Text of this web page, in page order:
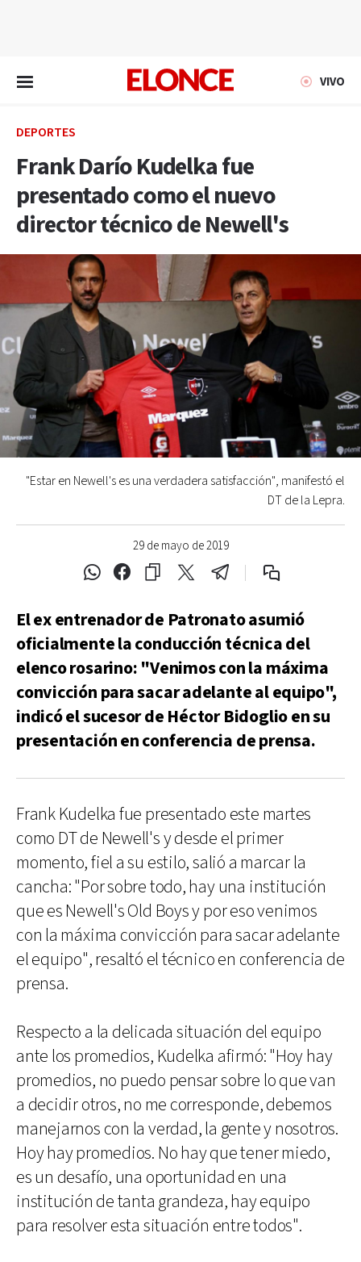
VIVO
DEPORTES
Frank Darío Kudelka fue
presentado como el nuevo
director técnico de Newell's
29 de mayo de 2019
"Estar en Newell's es una verdadera satisfacción", manifestó el
DT de la Lepra.
El ex entrenador de Patronato asumió
oficialmente la conducción técnica del
elenco rosarino: "Venimos con la máxima
convicción para sacar adelante al equipo",
indicó el sucesor de Héctor Bidoglio en su
presentación en conferencia de prensa.
Frank Kudelka fue presentado este martes
como DT de Newell's y desde el primer
momento, fiel a su estilo, salió a marcar la
cancha: "Por sobre todo, hay una institución
que es Newell's Old Boys y por eso venimos
con la máxima convicción para sacar adelante
el equipo", resaltó el técnico en conferencia de
prensa.
Respecto a la delicada situación del equipo
ante los promedios, Kudelka afirmó: "Hoy hay
promedios, no puedo pensar sobre lo que van
a decidir otros, no me corresponde, debemos
manejarnos con la verdad, la gente y nosotros.
Hoy hay promedios. No hay que tener miedo,
es un desafío, una oportunidad en una
institución de tanta grandeza, hay equipo
para resolver esta situación entre todos".